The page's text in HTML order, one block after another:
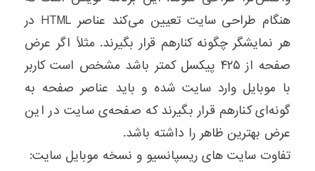
هنگام طراحی سایت تعیین می‌کند عناصر HTML در
هر نمایشگر چگونه کنارهم قرار بگیرند. مثلاً اگر عرض
صفحه از ۴۲۵ پیکسل کمتر باشد مشخص است کاربر
با موبایل وارد سایت شده و باید عناصر صفحه به
گونه‌ای کنارهم قرار بگیرند که صفحه‌ی سایت در این
عرض بهترین ظاهر را داشته باشد.
تفاوت سایت های ریسپانسیو و نسخه موبایل سایت: